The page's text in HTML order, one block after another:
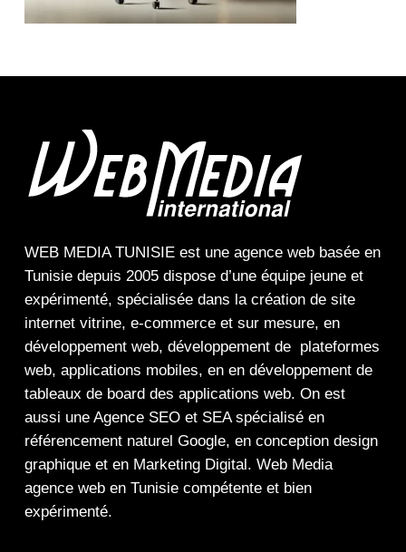
WEB MEDIA TUNISIEest une agence webbasée en
Tunisie depuis 2005 dispose d’une équipe jeune et
expérimenté, spécialisée dans la création de site
internet vitrine, e-commerceet sur mesure, en
développement web, développement de plateformes
web, applications mobiles, en en développement de
tableaux de boarddes applications web. On est
aussi une Agence SEOet SEAspécialisé en
référencement naturel Google, en conception design
graphiqueet en Marketing Digital. Web Media
agence web en Tunisie compétente et bien
expérimenté.